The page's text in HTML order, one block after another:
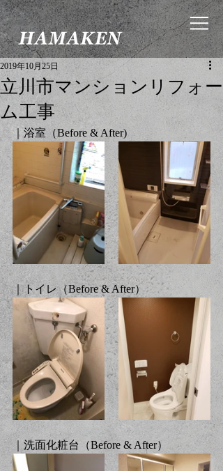
立川市マンションリフォー
ム工事
2019年10月25日
｜浴室（Before & After)
｜トイレ（Before & After）
｜洗面化粧台（Before & After）